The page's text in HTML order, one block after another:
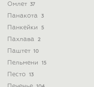
Омлет 37
Панакота 3
Панкейки 5
Пахлава 2
Паштет 10
Пельмени 15
Песто 13